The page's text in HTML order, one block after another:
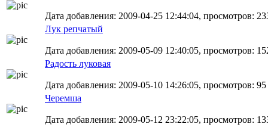
Дата добавления: 2009-04-25 12:44:04, просмотров:
Лук репчатый
Дата добавления: 2009-05-09 12:40:05, просмотров:
Радость луковая
Дата добавления: 2009-05-10 14:26:05, просмотров: 95
Черемша
Дата добавления: 2009-05-12 23:22:05, просмотров: